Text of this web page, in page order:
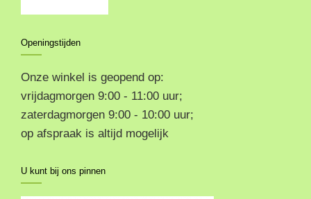
Openingstijden
Onze winkel is geopend op:
vrijdagmorgen 9:00 - 11:00 uur;
zaterdagmorgen 9:00 - 10:00 uur;
op afspraak is altijd mogelijk
U kunt bij ons pinnen